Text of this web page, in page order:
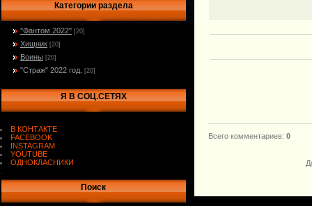
Категории раздела
''Фантом 2022'' [20]
Хищник [20]
Воины [20]
"Страж" 2022 год. [20]
Я В СОЦ.СЕТЯХ
В КОНТАКТЕ
FACEBOOK
INSTAGRAM
YOUTUBE
ОДНОКЛАСНИКИ
Поиск
Всего комментариев: 0